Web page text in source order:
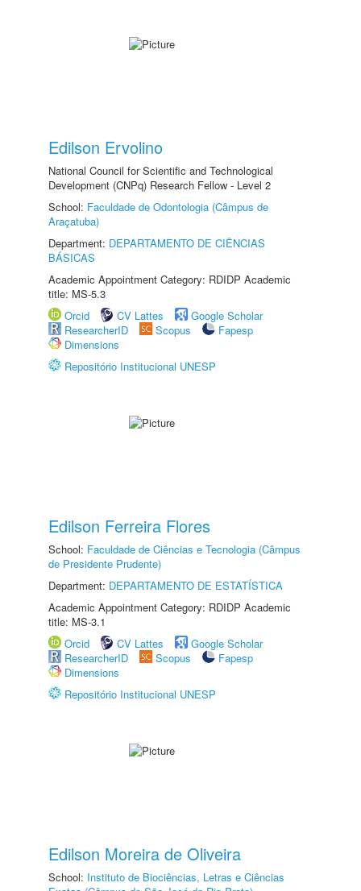
Edilson Ervolino
National Council for Scientific and Technological
Development (CNPq) Research Fellow - Level 2
School: Faculdade de Odontologia (Câmpus de
Araçatuba)
Department: DEPARTAMENTO DE CIÊNCIAS
BÁSICAS
Academic Appointment Category: RDIDP Academic
title: MS-5.3
Orcid
CV Lattes
Google Scholar
ResearcherID
Scopus
Fapesp
Dimensions
Repositório Institucional UNESP
Edilson Ferreira Flores
School: Faculdade de Ciências e Tecnologia (Câmpus
de Presidente Prudente)
Department: DEPARTAMENTO DE ESTATÍSTICA
Academic Appointment Category: RDIDP Academic
title: MS-3.1
Orcid
CV Lattes
Google Scholar
ResearcherID
Scopus
Fapesp
Dimensions
Repositório Institucional UNESP
Edilson Moreira de Oliveira
School: Instituto de Biociências, Letras e Ciências